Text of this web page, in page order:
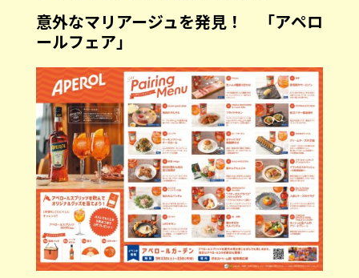
意外なマリアージュを発見！ 「アペロ
ールフェア」